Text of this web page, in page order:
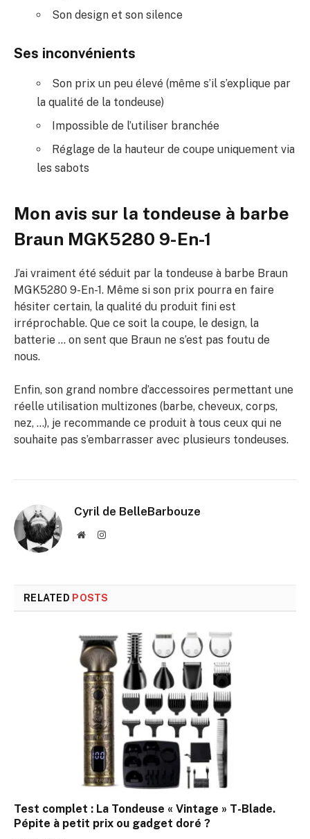
Son design et son silence
Ses inconvénients
Son prix un peu élevé (même s’il s’explique par
la qualité de la tondeuse)
Impossible de l’utiliser branchée
Réglage de la hauteur de coupe uniquement via
les sabots
Mon avis sur la tondeuse à barbe
Braun MGK5280 9-En-1
J’ai vraiment été séduit par la tondeuse à barbe Braun
MGK5280 9-En-1. Même si son prix pourra en faire
hésiter certain, la qualité du produit fini est
irréprochable. Que ce soit la coupe, le design, la
batterie … on sent que Braun ne s’est pas foutu de
nous.
Enfin, son grand nombre d’accessoires permettant une
réelle utilisation multizones (barbe, cheveux, corps,
nez, …), je recommande ce produit à tous ceux qui ne
souhaite pas s’embarrasser avec plusieurs tondeuses.
Cyril de BelleBarbouze
WebsiteInstagram
barbe que je teste, car je les ai achetés avec mes
RELATED POSTS
Test complet : La Tondeuse « Vintage » T-Blade.
Pépite à petit prix ou gadget doré ?